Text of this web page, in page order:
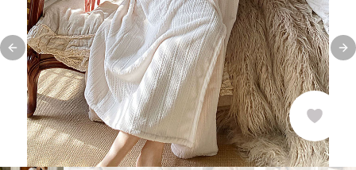
Previous slide